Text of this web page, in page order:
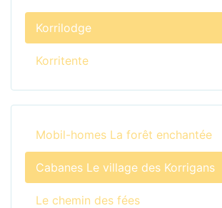
Korrilodge
Korritente
Mobil-homes La forêt enchantée
Cabanes Le village des Korrigans
Le chemin des fées